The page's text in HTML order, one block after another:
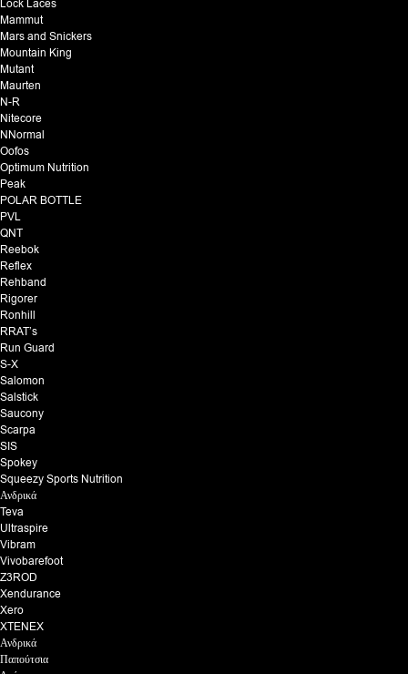
Lock Laces
Mammut
Mars and Snickers
Mountain King
Mutant
Maurten
N-R
Nitecore
NNormal
Oofos
Optimum Nutrition
Peak
POLAR BOTTLE
PVL
QNT
Reebok
Reflex
Rehband
Rigorer
Ronhill
RRAT’s
Run Guard
S-X
Salomon
Salstick
Saucony
Scarpa
SIS
Spokey
Squeezy Sports Nutrition
Ανδρικά
Teva
Ultraspire
Vibram
Vivobarefoot
Z3ROD
Xendurance
Xero
XTENEX
Ανδρικά
Παπούτσια